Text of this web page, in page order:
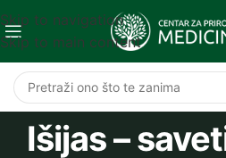
Skip to navigation
Skip to main content
Išijas –